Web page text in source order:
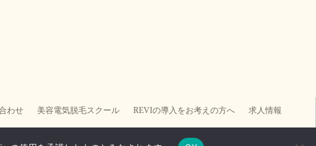
わせ 美容電気脱毛スクール REVIの導入をお考えの方へ 求人情報